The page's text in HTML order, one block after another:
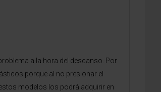
a la hora del descanso. Por
porque al no presionar el
modelos los podrá adquirir en